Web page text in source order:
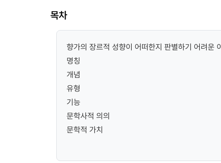
목차
향가의 장르적 성향이 어떠한지 판별하기 어려운
명칭
개념
유형
기능
문학사적 의의
문학적 가치